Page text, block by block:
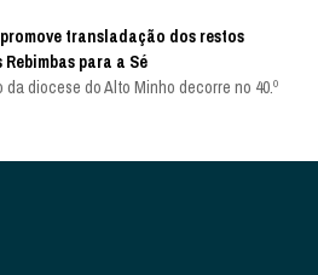
transladação dos restos
para a Sé
diocese do Alto Minho decorre no 40.º